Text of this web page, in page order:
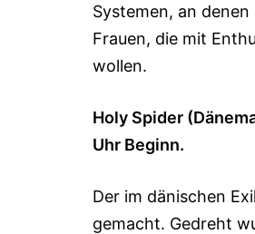
Systemen, an
Frauen, die mit
wollen.
Holy Spider
Uhr Beginn.
Der im dänischen
gemacht. Gedreht